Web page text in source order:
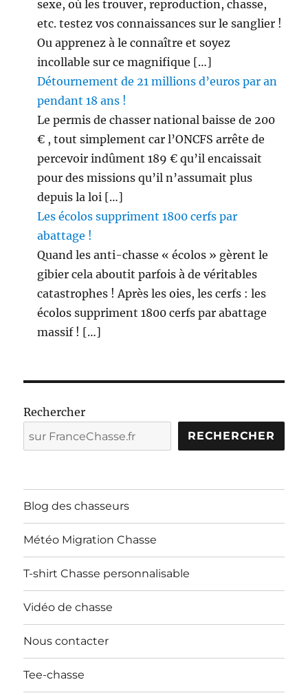
sexe, où les trouver, reproduction, chasse,
etc. testez vos connaissances sur le sanglier !
Ou apprenez à le connaître et soyez
incollable sur ce magnifique […]
Détournement de 21 millions d’euros par an
pendant 18 ans !
Le permis de chasser national baisse de 200
€ , tout simplement car l’ONCFS arrête de
percevoir indûment 189 € qu’il encaissait
pour des missions qu’il n’assumait plus
depuis la loi […]
Les écolos suppriment 1800 cerfs par
abattage !
Quand les anti-chasse « écolos » gèrent le
gibier cela aboutit parfois à de véritables
catastrophes ! Après les oies, les cerfs : les
écolos suppriment 1800 cerfs par abattage
massif ! […]
Rechercher
RECHERCHER
Blog des chasseurs
Météo Migration Chasse
T-shirt Chasse personnalisable
Vidéo de chasse
Nous contacter
Tee-chasse